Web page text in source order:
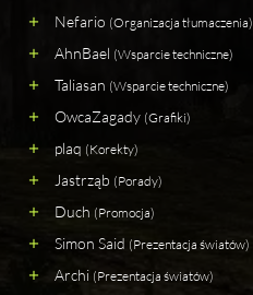
Nefario (Organizacja tłumaczenia)
AhnBael (Wsparcie techniczne)
Taliasan (Wsparcie techniczne)
OwcaZagady (Grafiki)
plaq (Korekty)
Jastrząb (Porady)
Duch (Promocja)
Simon Said (Prezentacja światów)
Archi (Prezentacja światów)